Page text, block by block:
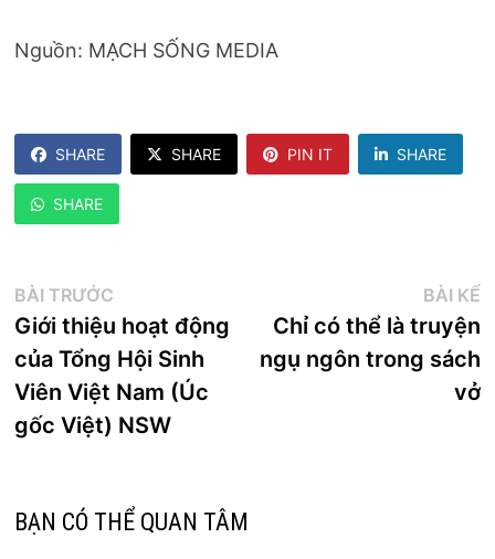
Nguồn: MẠCH SỐNG MEDIA
SHARE SHARE PIN IT SHARE
SHARE
Điều
hướng
bài
viết
BÀI TRƯỚC
trước:
Giới thiệu hoạt động
của Tổng Hội Sinh
Viên Việt Nam (Úc
gốc Việt) NSW
BÀI KẾ
Chỉ có thể là truyện
ngụ ngôn trong sách
vở
BẠN CÓ THỂ QUAN TÂM